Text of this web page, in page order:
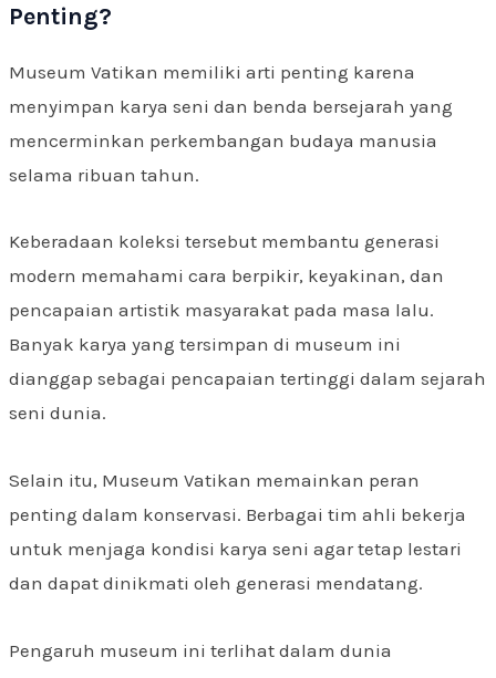
Penting?
Museum Vatikan memiliki arti penting karena
menyimpan karya seni dan benda bersejarah yang
mencerminkan perkembangan budaya manusia
selama ribuan tahun.
Keberadaan koleksi tersebut membantu generasi
modern memahami cara berpikir, keyakinan, dan
pencapaian artistik masyarakat pada masa lalu.
Banyak karya yang tersimpan di museum ini
dianggap sebagai pencapaian tertinggi dalam sejarah
seni dunia.
Selain itu, Museum Vatikan memainkan peran
penting dalam konservasi. Berbagai tim ahli bekerja
untuk menjaga kondisi karya seni agar tetap lestari
dan dapat dinikmati oleh generasi mendatang.
Pengaruh museum ini terlihat dalam dunia